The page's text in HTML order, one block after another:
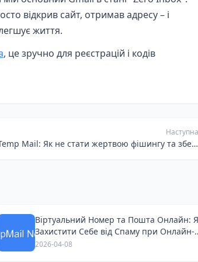
відкрив сайт, отримав адресу – і
життя.
, це зручно для реєстрацій і кодів
Наступна
Temp Mail: Як не стати жертвою фішингу та зберегти онлайн-приватність
Віртуальний Номер та Пошта Онлайн:
Захистити Себе від Спаму при Онлайн-
Покупках
2026-04-08